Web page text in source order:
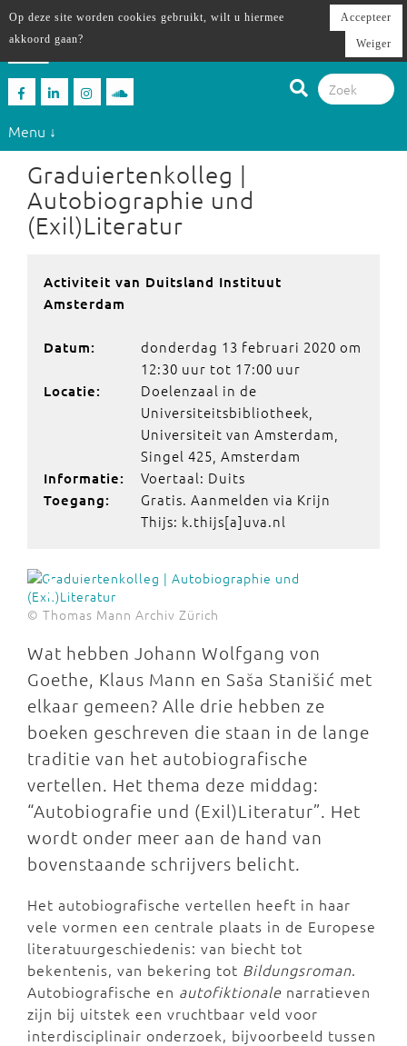
Menu ↓
Graduiertenkolleg |
Autobiographie und
(Exil)Literatur
Activiteit van Duitsland Instituut
Amsterdam
Datum:
donderdag 13 februari 2020 om
12:30 uur tot 17:00 uur
Locatie:
Doelenzaal in de
Universiteitsbibliotheek,
Universiteit van Amsterdam,
Singel 425, Amsterdam
Informatie: Voertaal: Duits
Toegang:
Gratis. Aanmelden via Krijn
Thijs: k.thijs[a]uva.nl
© Thomas Mann Archiv Zürich
Wat hebben Johann Wolfgang von
Goethe, Klaus Mann en Saša Stanišić met
elkaar gemeen? Alle drie hebben ze
boeken geschreven die staan in de lange
traditie van het autobiografische
vertellen. Het thema deze middag:
“Autobiografie und (Exil)Literatur”. Het
wordt onder meer aan de hand van
bovenstaande schrijvers belicht.
Het autobiografische vertellen heeft in haar
vele vormen een centrale plaats in de Europese
literatuurgeschiedenis: van biecht tot
bekentenis, van bekering tot Bildungsroman.
Autobiografische en autofiktionale narratieven
zijn bij uitstek een vruchtbaar veld voor
interdisciplinair onderzoek, bijvoorbeeld tussen
Op deze site worden cookies gebruikt, wilt u hiermee
akkoord gaan?
Accepteer
Weiger